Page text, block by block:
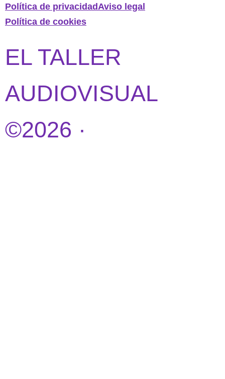
Política de privacidadAviso legal
Política de cookies
EL TALLER
AUDIOVISUAL
©2026 ·